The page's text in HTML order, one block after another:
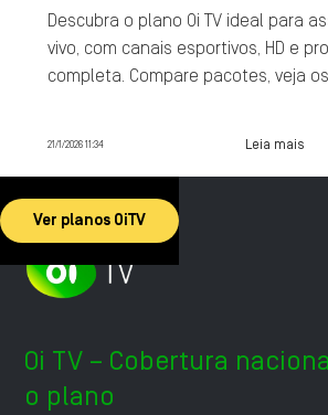
Descubra o plano Oi TV ideal para
vivo, com canais esportivos, HD e
completa. Compare pacotes, veja
21/1/2026 11:34 Leia mais
Ver planos OiTV
Oi TV – Cobertura
o plano